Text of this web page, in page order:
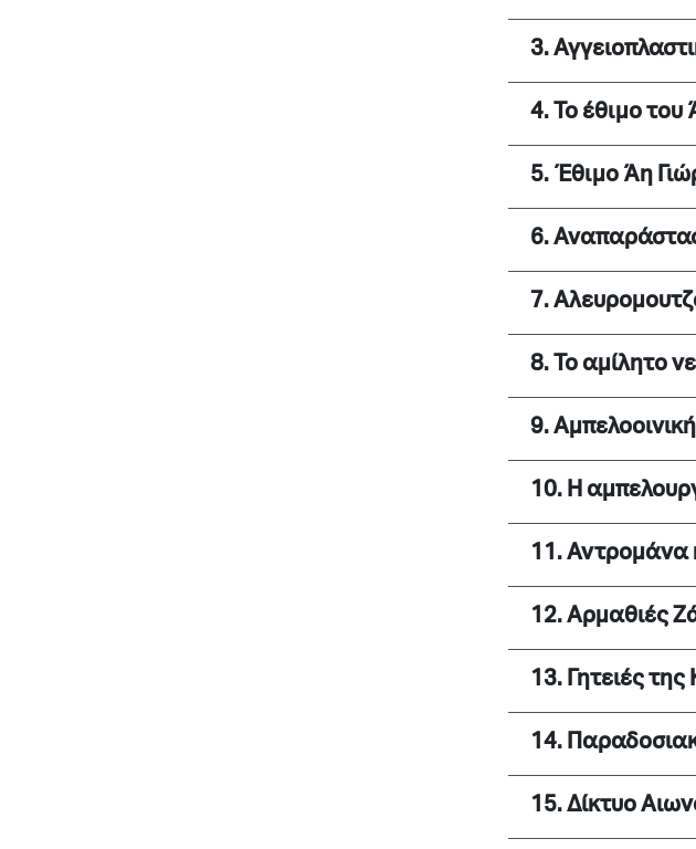
3.
4. Το έθιμο του
5. Έθιμο Άη
6.
7.
8. Το αμίλητο
9.
10. Η
11. Αντρομάνα
12. Αρμαθιές
13. Γητειές της
14.
15. Δίκτυο